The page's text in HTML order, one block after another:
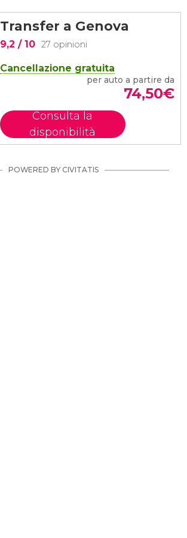
Transfer a Genova
9,2 / 10 27 opinioni
Cancellazione gratuita
per auto a partire da
74,50€
Consulta la
disponibilità
POWERED BY CIVITATIS